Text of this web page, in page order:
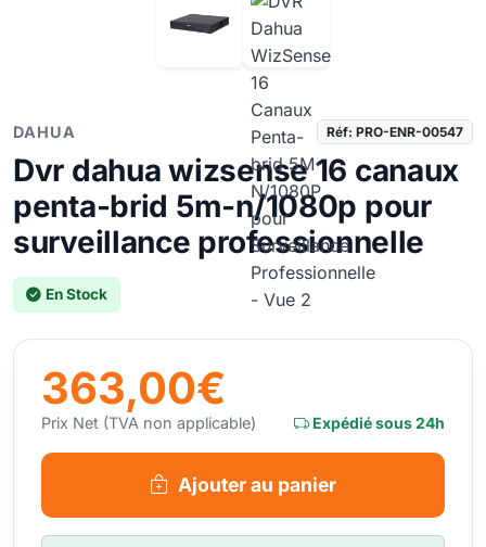
DAHUA Réf: PRO-ENR-00547
Dvr dahua wizsense 16 canaux
penta-brid 5m-n/1080p pour
surveillance professionnelle
En Stock
363,00€
Prix Net (TVA non applicable) Expédié sous 24h
Ajouter au panier